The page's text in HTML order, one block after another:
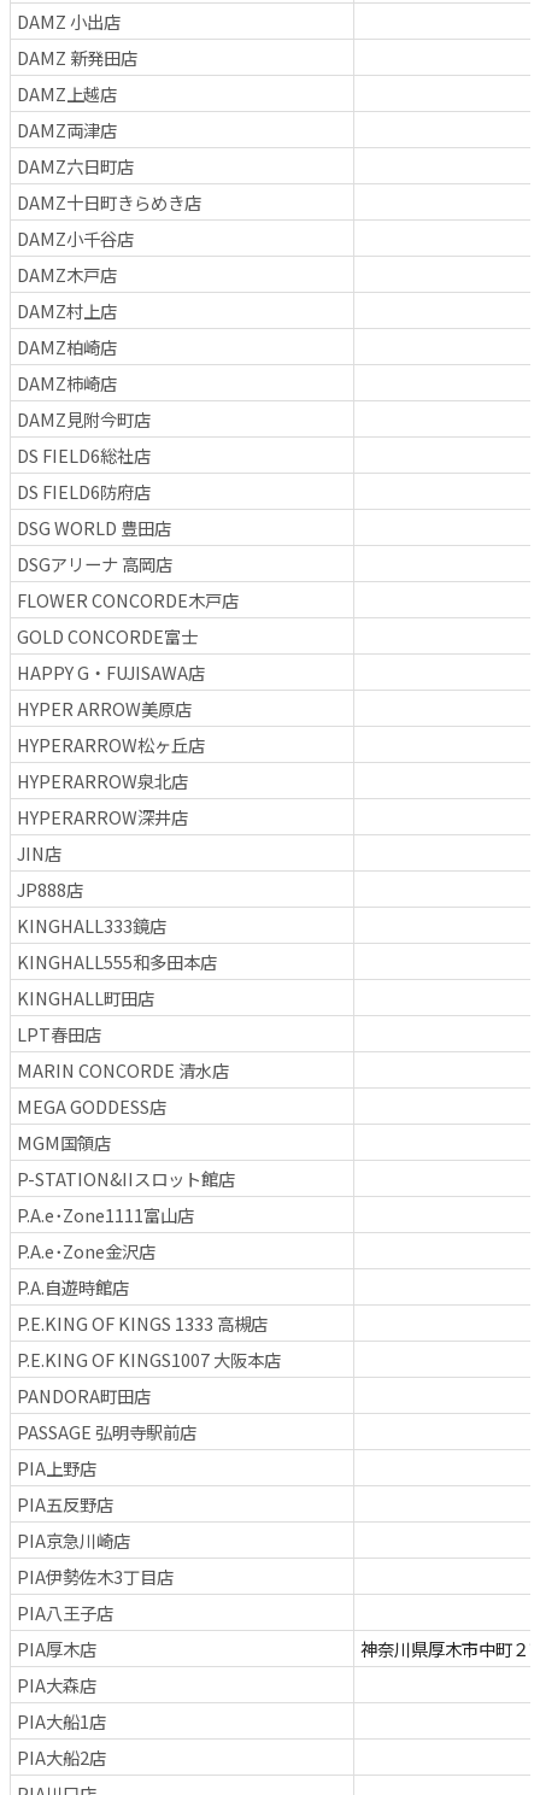
DAMZ 小出店
DAMZ 新発田店
DAMZ上越店
DAMZ両津店
DAMZ六日町店
DAMZ十日町きらめき店
DAMZ小千谷店
DAMZ木戸店
DAMZ村上店
DAMZ柏崎店
DAMZ柿崎店
DAMZ見附今町店
DS FIELD6総社店
DS FIELD6防府店
DSG WORLD 豊田店
DSGアリーナ 高岡店
FLOWER CONCORDE木戸店
GOLD CONCORDE富士
HAPPY G・FUJISAWA店
HYPER ARROW美原店
HYPERARROW松ヶ丘店
HYPERARROW泉北店
HYPERARROW深井店
JIN店
JP888店
KINGHALL333鏡店
KINGHALL555和多田本店
KINGHALL町田店
LPT春田店
MARIN CONCORDE 清水店
MEGA GODDESS店
MGM国領店
P-STATION&IIスロット館店
P.A.e･Zone1111富山店
P.A.e･Zone金沢店
P.A.自遊時館店
P.E.KING OF KINGS 1333 高槻店
P.E.KING OF KINGS1007 大阪本店
PANDORA町田店
PASSAGE 弘明寺駅前店
PIA上野店
PIA五反野店
PIA京急川崎店
PIA伊勢佐木3丁目店
PIA八王子店
PIA厚木店
神奈川県厚木市中町２
PIA大森店
PIA大船1店
PIA大船2店